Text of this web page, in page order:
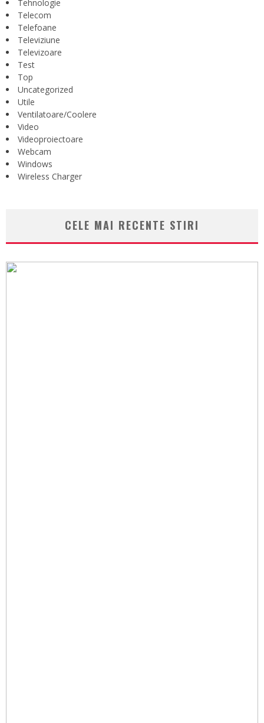
Tehnologie
Telecom
Telefoane
Televiziune
Televizoare
Test
Top
Uncategorized
Utile
Ventilatoare/Coolere
Video
Videoproiectoare
Webcam
Windows
Wireless Charger
CELE MAI RECENTE STIRI